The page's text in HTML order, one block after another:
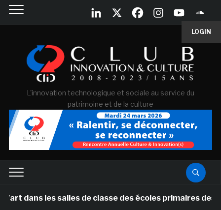
LOGIN
L'innovation technologique et sociale au service du
patrimoine et de la culture
dans les salles de classe des écoles primaires des